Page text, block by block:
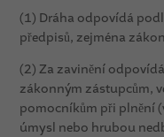
(1) Dráha odpovídá
předpisů, zejména
(2) Za zavinění
zákonným zástupcům,
pomocníkům při plnění
úmysl nebo hrubou